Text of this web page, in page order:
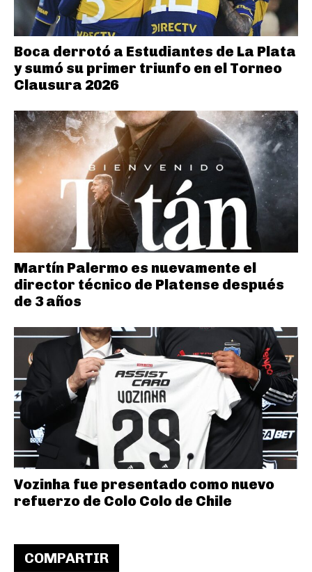
COMPARTIR
Boca derrotó a Estudiantes de La Plata
y sumó su primer triunfo en el Torneo
Clausura 2026
Martín Palermo es nuevamente el
director técnico de Platense después
de 3 años
Vozinha fue presentado como nuevo
refuerzo de Colo Colo de Chile